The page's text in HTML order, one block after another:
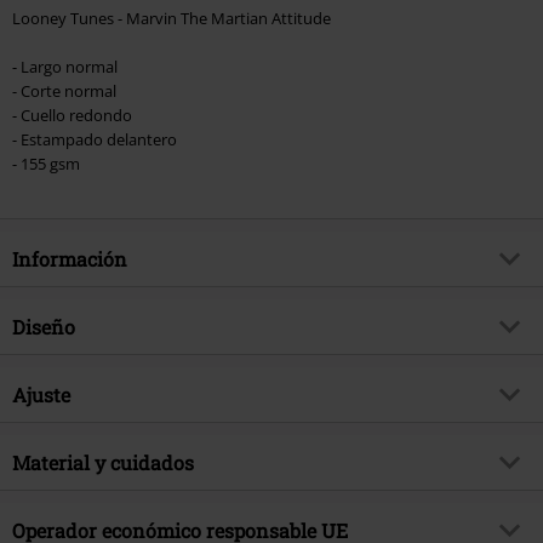
Looney Tunes - Marvin The Martian Attitude
- Largo normal
- Corte normal
- Cuello redondo
- Estampado delantero
- 155 gsm
Información
Artículo no.
tema producto
Licencia
Diseño
Tipo de producto
Estampada
Forma Escote
Cuello Redondo
Ajuste
Forma/Tops
Material y cuidados
Material Externo 100% algodón
Operador económico responsable UE